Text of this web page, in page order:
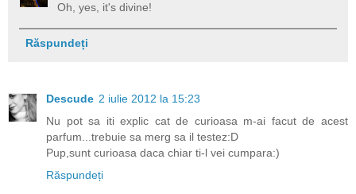
Oh, yes, it's divine!
Răspundeți
Descude 2 iulie 2012 la 15:23
Nu pot sa iti explic cat de curioasa m-ai facut de acest
parfum...trebuie sa merg sa il testez:D
Pup,sunt curioasa daca chiar ti-l vei cumpara:)
Răspundeți